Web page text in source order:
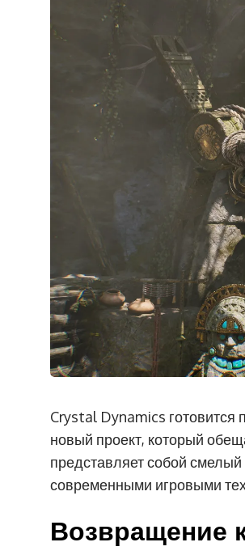
Crystal Dynamics готовится
новый проект, который
представляет собой
современными игровыми
Возвращение